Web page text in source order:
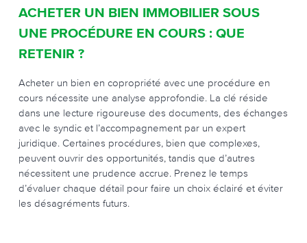
ACHETER UN BIEN IMMOBILIER SOUS
UNE PROCÉDURE EN COURS : QUE
RETENIR ?
Acheter un bien en copropriété avec une procédure en
cours nécessite une analyse approfondie. La clé réside
dans une lecture rigoureuse des documents, des échanges
avec le syndic et l’accompagnement par un expert
juridique. Certaines procédures, bien que complexes,
peuvent ouvrir des opportunités, tandis que d’autres
nécessitent une prudence accrue. Prenez le temps
d’évaluer chaque détail pour faire un choix éclairé et éviter
les désagréments futurs.